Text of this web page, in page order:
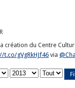
création du Centre
t.co/gVgRkHJf46 via